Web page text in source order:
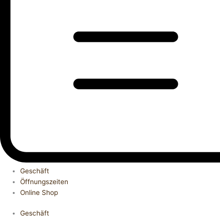
Geschäft
Öffnungszeiten
Online Shop
Geschäft